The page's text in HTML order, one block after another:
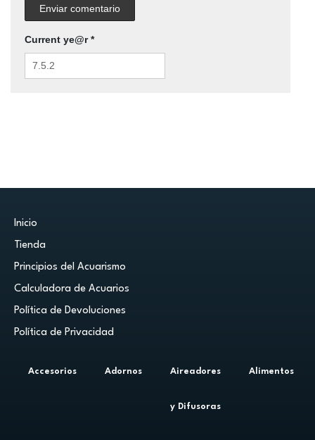
Current ye@r*
Inicio
Tienda
Principios del Acuarismo
Calculadora de Acuarios
Política de Devoluciones
Política de Privacidad
Accesorios Adornos Aireadores
y Difusoras
Alimentos